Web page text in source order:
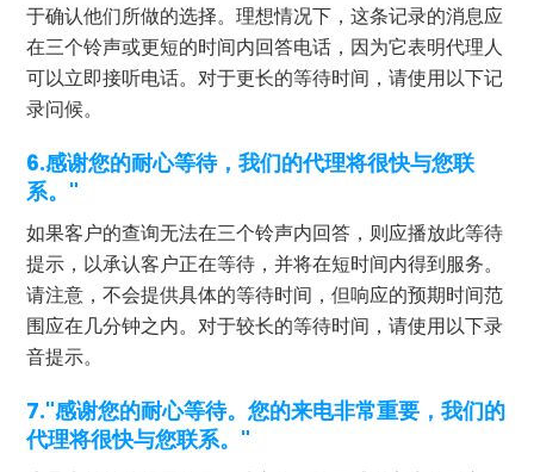
于确认他们所做的选择。理想情况下，这条记录的消息应
在三个铃声或更短的时间内回答电话，因为它表明代理人
可以立即接听电话。对于更长的等待时间，请使用以下记
录问候。
6.感谢您的耐心等待，我们的代理将很快与您联
系。"
如果客户的查询无法在三个铃声内回答，则应播放此等待
提示，以承认客户正在等待，并将在短时间内得到服务。
请注意，不会提供具体的等待时间，但响应的预期时间范
围应在几分钟之内。对于较长的等待时间，请使用以下录
音提示。
7."感谢您的耐心等待。您的来电非常重要，我们的
代理将很快与您联系。"